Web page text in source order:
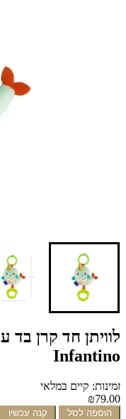
לוויתן חד קרן בד
Infantino
זמינות: קיים במלאי
₪79.00
הוספה לסל קנה עכשיו